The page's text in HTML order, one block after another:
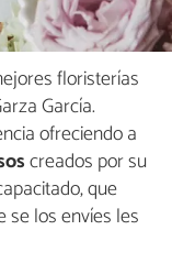
floristerías
García.
ofreciendo a
creados por su
que
se los envíes les